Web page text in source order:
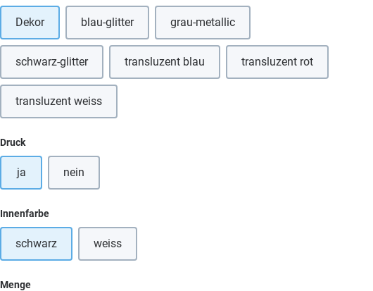
Dekor blau-glitter(Diese Option ist zurzeit nicht verfügbar.)
grau-metallic
schwarz-glitter transluzent blau(Diese Option ist zurzeit nicht verfügbar.)
transluzent rot(Diese Option ist
transluzent weiss(Diese Option ist zurzeit nicht verfügbar.)
Druckauswählen
ja nein
Innenfarbeauswählen
schwarz weiss(Diese Option ist zurzeit nicht verfügbar.)
Menge